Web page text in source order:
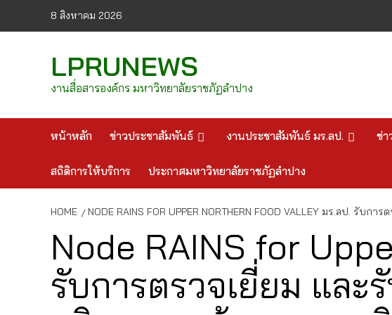
8 สิงหาคม 2026
LPRUNEWS
งานสื่อสารองค์กร มหาวิทยาลัยราชภัฏลำปาง
หน้าหลัก ข่าวประชาสัมพันธ์ งานประชาสัมพันธ์ มร.ลป. ข่า
สถิติการให้บริการ ประกาศมหาวิทยาลัยราชภัฏลำปาง
HOME NODE RAINS FOR UPPER NORTHERN FOOD VALLEY มร.ลป. รั
Node RAINS for
รับการตรวจเยี่ยม แล